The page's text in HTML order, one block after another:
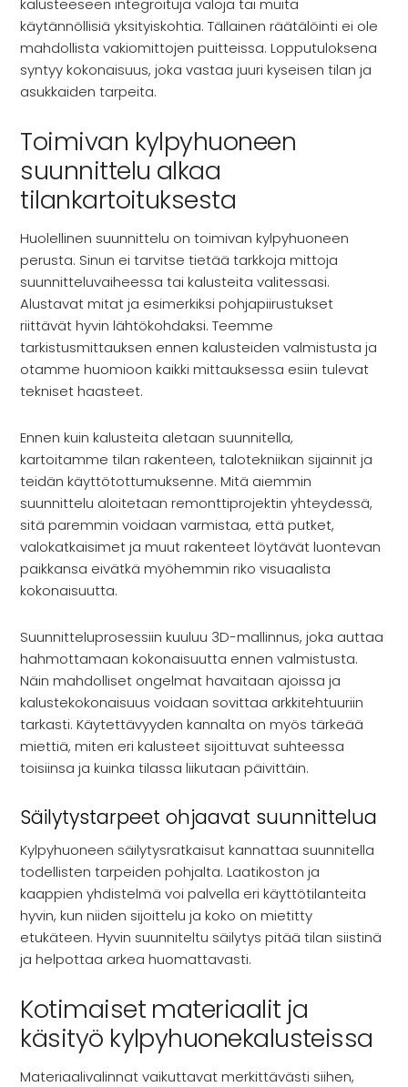
kalusteeseen integroituja valoja tai muita
käytännöllisiä yksityiskohtia. Tällainen räätälöinti ei ole
mahdollista vakiomittojen puitteissa. Lopputuloksena
syntyy kokonaisuus, joka vastaa juuri kyseisen tilan ja
asukkaiden tarpeita.
Toimivan kylpyhuoneen
suunnittelu alkaa
tilankartoituksesta
Huolellinen suunnittelu on toimivan kylpyhuoneen
perusta. Sinun ei tarvitse tietää tarkkoja mittoja
suunnitteluvaiheessa tai kalusteita valitessasi.
Alustavat mitat ja esimerkiksi pohjapiirustukset
riittävät hyvin lähtökohdaksi. Teemme
tarkistusmittauksen ennen kalusteiden valmistusta ja
otamme huomioon kaikki mittauksessa esiin tulevat
tekniset haasteet.
Ennen kuin kalusteita aletaan suunnitella,
kartoitamme tilan rakenteen, talotekniikan sijainnit ja
teidän käyttötottumuksenne. Mitä aiemmin
suunnittelu aloitetaan remonttiprojektin yhteydessä,
sitä paremmin voidaan varmistaa, että putket,
valokatkaisimet ja muut rakenteet löytävät luontevan
paikkansa eivätkä myöhemmin riko visuaalista
kokonaisuutta.
Suunnitteluprosessiin kuuluu 3D-mallinnus, joka auttaa
hahmottamaan kokonaisuutta ennen valmistusta.
Näin mahdolliset ongelmat havaitaan ajoissa ja
kalustekokonaisuus voidaan sovittaa arkkitehtuuriin
tarkasti. Käytettävyyden kannalta on myös tärkeää
miettiä, miten eri kalusteet sijoittuvat suhteessa
toisiinsa ja kuinka tilassa liikutaan päivittäin.
Säilytystarpeet ohjaavat suunnittelua
Kylpyhuoneen säilytysratkaisut kannattaa suunnitella
todellisten tarpeiden pohjalta. Laatikoston ja
kaappien yhdistelmä voi palvella eri käyttötilanteita
hyvin, kun niiden sijoittelu ja koko on mietitty
etukäteen. Hyvin suunniteltu säilytys pitää tilan siistinä
ja helpottaa arkea huomattavasti.
Kotimaiset materiaalit ja
käsityö kylpyhuonekalusteissa
Materiaalivalinnat vaikuttavat merkittävästi siihen,